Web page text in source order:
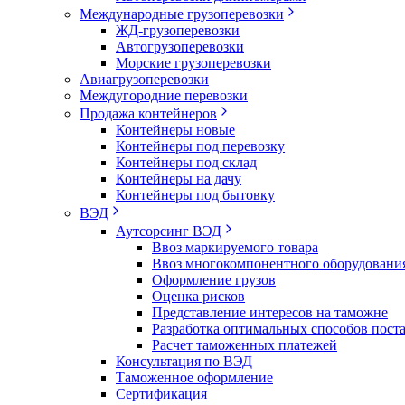
Международные грузоперевозки
ЖД-грузоперевозки
Автогрузоперевозки
Морские грузоперевозки
Авиагрузоперевозки
Междугородние перевозки
Продажа контейнеров
Контейнеры новые
Контейнеры под перевозку
Контейнеры под склад
Контейнеры на дачу
Контейнеры под бытовку
ВЭД
Аутсорсинг ВЭД
Ввоз маркируемого товара
Ввоз многокомпонентного
Оформление грузов
Оценка рисков
Представление интересов на таможне
Разработка оптимальных способов
Расчет таможенных платежей
Консультация по ВЭД
Таможенное оформление
Сертификация